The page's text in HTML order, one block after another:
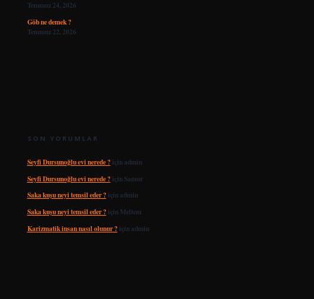
Temmuz 24, 2026
Göb ne demek ?
Temmuz 22, 2026
SON YORUMLAR
Seyfi Dursunoğlu evi nerede ?içinadmin
Seyfi Dursunoğlu evi nerede ?içinSamur
Saka kuşu neyi temsil eder ?içinadmin
Saka kuşu neyi temsil eder ?için Meltem
Karizmatik insan nasıl olunur ?içinadmin